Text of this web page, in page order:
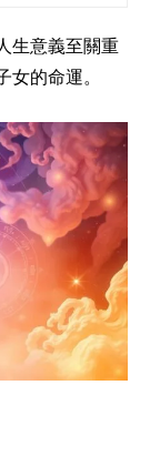
生意義至關重
的命運。